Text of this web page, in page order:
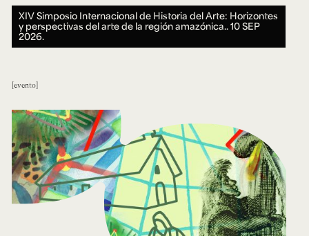
XIV Simposio Internacional de Historia del Arte: Horizontes
y perspectivas del arte de la región amazónica..10 SEP
2026.
evento